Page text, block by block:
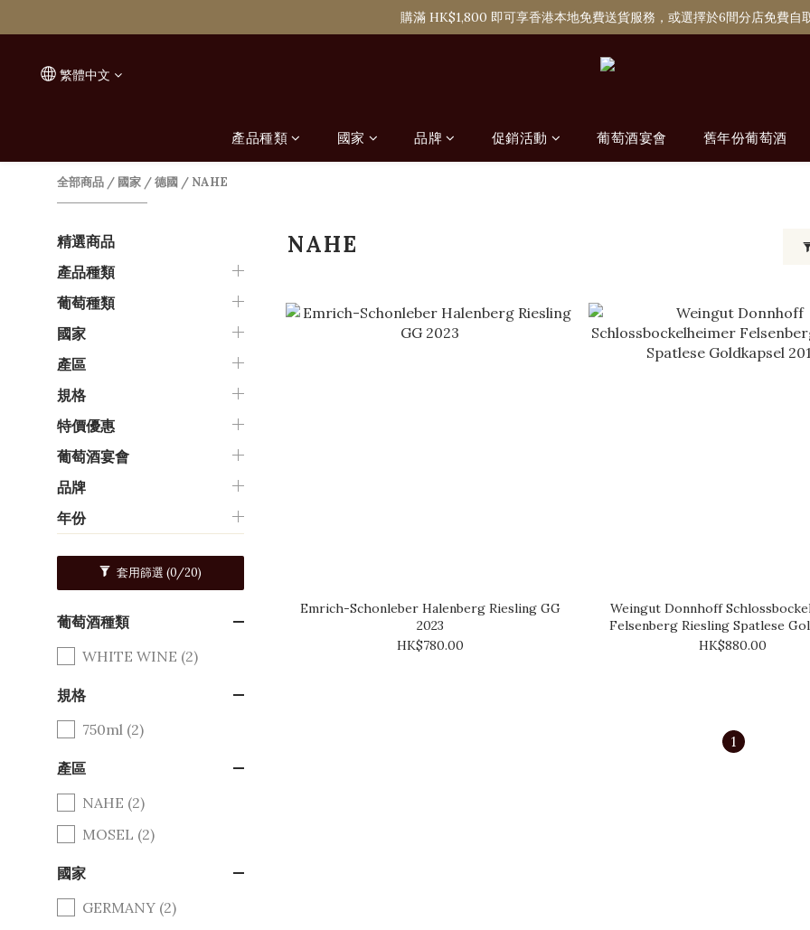
購滿 HK$1,800 即可享香港本地免費送貨服務，或選擇於6間分店免費自
購滿 HK$1,800 即可享香港本地免費送貨服務，或選擇於6間分店免費自
繁體中文
產品種類 國家 品牌 促銷活動 葡萄酒宴會 舊年份葡萄酒
全部商品 / 國家 /德國 / NAHE
精選商品
產品種類
葡萄種類
國家
產區
規格
特價優惠
葡萄酒宴會
品牌
年份
套用篩選 (0/20)
葡萄酒種類
WHITE WINE (2)
規格
750ml (2)
產區
NAHE (2)
MOSEL (2)
國家
GERMANY (2)
NAHE
Emrich-Schonleber Halenberg Riesling GG
2023
HK$780.00
Weingut Donnhoff
Felsenberg Riesling Spatlese
2013
HK$880.00
1